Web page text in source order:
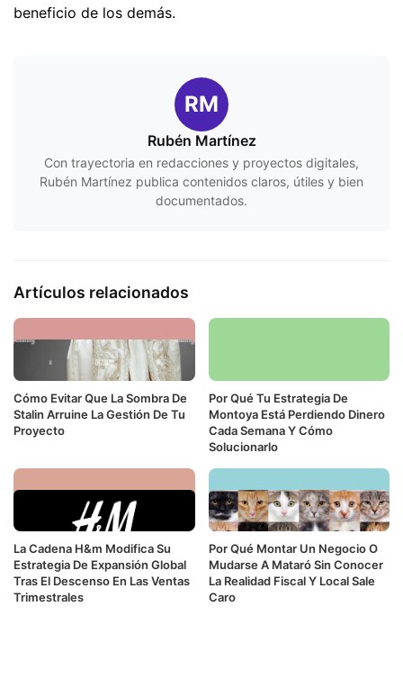
beneficio de los demás.
RM
Rubén Martínez
Con trayectoria en redacciones y proyectos digitales,
Rubén Martínez publica contenidos claros, útiles y bien
documentados.
Artículos relacionados
Cómo Evitar Que La Sombra De
Stalin Arruine La Gestión De Tu
Proyecto
Por Qué Tu Estrategia De
Montoya Está Perdiendo Dinero
Cada Semana Y Cómo
Solucionarlo
La Cadena H&m Modifica Su
Estrategia De Expansión Global
Tras El Descenso En Las Ventas
Trimestrales
Por Qué Montar Un Negocio O
Mudarse A Mataró Sin Conocer
La Realidad Fiscal Y Local Sale
Caro